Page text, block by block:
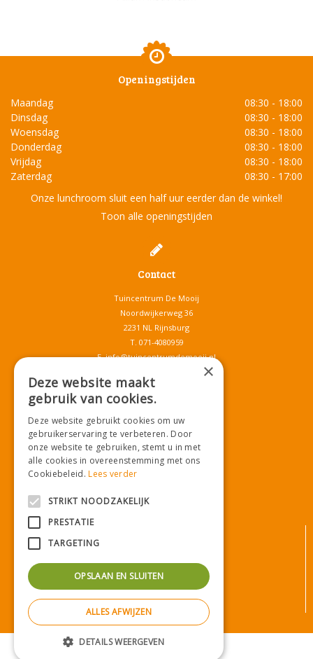
Openingstijden
Maandag
08:30 - 18:00
Dinsdag
08:30 - 18:00
Woensdag
08:30 - 18:00
Donderdag
08:30 - 18:00
Vrijdag
08:30 - 18:00
Zaterdag
08:30 - 17:00
Onze lunchroom sluit een half uur eerder dan de winkel!
Toon alle openingstijden
Contact
Tuincentrum De Mooij
Noordwijkerweg 36
2231 NL Rijnsburg
T. 071-4080959
E.info@tuincentrumdemooij.nl
Download onze App!
Betaalinformatie
Privacy policy
Green Solutions|Tuincentrum Overzicht
×
Deze website maakt
gebruik van cookies.
Deze website gebruikt cookies om uw
gebruikerservaring te verbeteren. Door
onze website te gebruiken, stemt u in met
alle cookies in overeenstemming met ons
Cookiebeleid.Lees verder
STRIKT NOODZAKELIJK
PRESTATIE
TARGETING
OPSLAAN EN SLUITEN
ALLES AFWIJZEN
DETAILS WEERGEVEN